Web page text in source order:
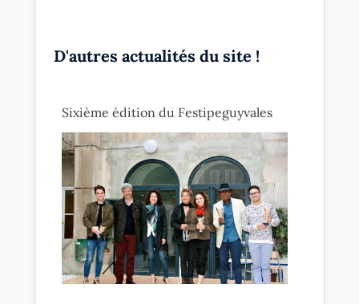
D'autres actualités du site !
Sixième édition du Festipeguyvales